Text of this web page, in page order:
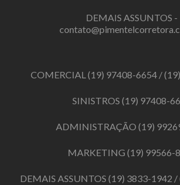
DEMAIS ASSUNTOS -
COMERCIAL(19) 97408-6654/
SINISTROS (19) 97408-
ADMINISTRAÇÃO (19)
MARKETING (19) 99566-
DEMAIS ASSUNTOS (19) 3833-1942 /